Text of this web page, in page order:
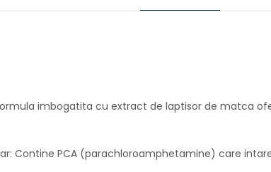
imbogatita cu extract de laptisor de matca
Contine PCA (parachloroamphetamine) care